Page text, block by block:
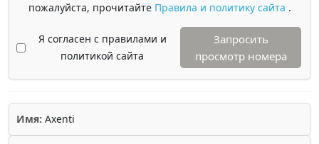
пожалуйста, прочитайте Правила и политику сайта .
Я согласен с правилами и
политикой сайта
Запросить
просмотр номера
Имя: Axenti